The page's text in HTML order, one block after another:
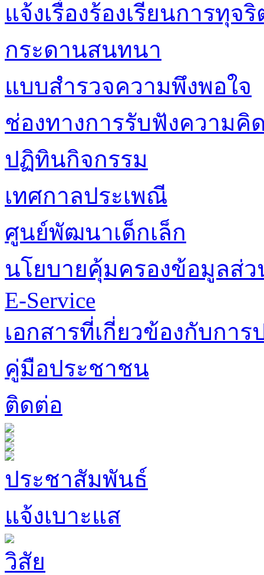
แจ้งเรื่องร้องเรียนการทุ
กระดานสนทนา
แบบสำรวจความพึงพอใจ
ช่องทางการรับฟังความคิ
ปฏิทินกิจกรรม
เทศกาลประเพณี
ศูนย์พัฒนาเด็กเล็ก
นโยบายคุ้มครองข้อมูลส่
E-Service
เอกสารที่เกี่ยวข้องกับกา
คู่มือประชาชน
ติดต่อ